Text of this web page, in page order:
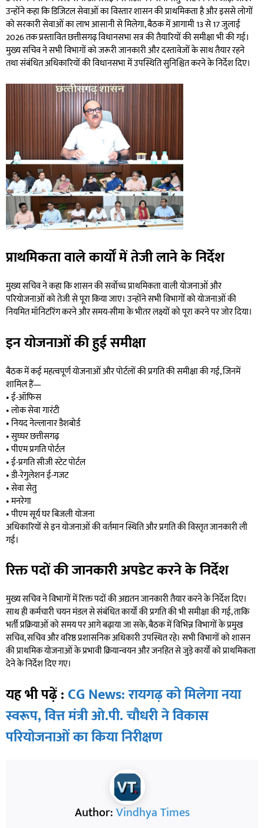
उन्होंने कहा कि डिजिटल सेवाओं का विस्तार शासन की प्राथमिकता है और इससे लोगों
को सरकारी सेवाओं का लाभ आसानी से मिलेगा, बैठक में आगामी 13 से 17 जुलाई
2026 तक प्रस्तावित छत्तीसगढ़ विधानसभा सत्र की तैयारियों की समीक्षा भी की गई।
मुख्य सचिव ने सभी विभागों को जरूरी जानकारी और दस्तावेजों के साथ तैयार रहने
तथा संबंधित अधिकारियों की विधानसभा में उपस्थिति सुनिश्चित करने के निर्देश दिए।
प्राथमिकता वाले कार्यों में तेजी लाने के निर्देश
मुख्य सचिव ने कहा कि शासन की सर्वोच्च प्राथमिकता वाली योजनाओं और
परियोजनाओं को तेजी से पूरा किया जाए। उन्होंने सभी विभागों को योजनाओं की
नियमित मॉनिटरिंग करने और समय-सीमा के भीतर लक्ष्यों को पूरा करने पर जोर दिया।
इन योजनाओं की हुई समीक्षा
बैठक में कई महत्वपूर्ण योजनाओं और पोर्टलों की प्रगति की समीक्षा की गई, जिनमें
शामिल हैं—
• ई-ऑफिस
• लोक सेवा गारंटी
• नियद नेल्लानार डैशबोर्ड
• सुघ्घर छत्तीसगढ़
• पीएम प्रगति पोर्टल
• ई-प्रगति सीजी स्टेट पोर्टल
• डी-रेगुलेशन ई-गजट
• सेवा सेतु
• मनरेगा
• पीएम सूर्य घर बिजली योजना
अधिकारियों से इन योजनाओं की वर्तमान स्थिति और प्रगति की विस्तृत जानकारी ली
गई।
रिक्त पदों की जानकारी अपडेट करने के निर्देश
मुख्य सचिव ने विभागों में रिक्त पदों की अद्यतन जानकारी तैयार करने के निर्देश दिए।
साथ ही कर्मचारी चयन मंडल से संबंधित कार्यों की प्रगति की भी समीक्षा की गई, ताकि
भर्ती प्रक्रियाओं को समय पर आगे बढ़ाया जा सके, बैठक में विभिन्न विभागों के प्रमुख
सचिव, सचिव और वरिष्ठ प्रशासनिक अधिकारी उपस्थित रहे। सभी विभागों को शासन
की प्राथमिक योजनाओं के प्रभावी क्रियान्वयन और जनहित से जुड़े कार्यों को प्राथमिकता
देने के निर्देश दिए गए।
यह भी पढ़ें : CG News: रायगढ़ को मिलेगा नया
स्वरूप, वित्त मंत्री ओ.पी. चौधरी ने विकास
परियोजनाओं का किया निरीक्षण
Author:Vindhya Times